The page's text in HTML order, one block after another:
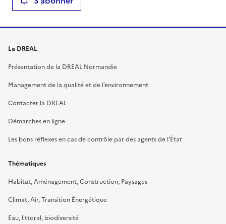
La DREAL
Présentation de la DREAL Normandie
Management de la qualité et de l’environnement
Contacter la DREAL
Démarches en ligne
Les bons réflexes en cas de contrôle par des agents de l’État
Thématiques
Habitat, Aménagement, Construction, Paysages
Climat, Air, Transition Énergétique
Eau, littoral, biodiversité